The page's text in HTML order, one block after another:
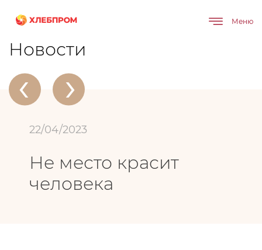
Меню
Главная О компании
Новости
‹ ›
22/04/2023
Не место красит
человека